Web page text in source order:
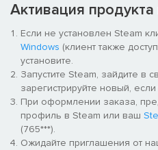
Активация
Если не установлен Steam
Windows (клиент также
установите.
Запустите Steam, зайдите в
зарегистрируйте новый,
При оформлении заказа,
профиль в Steam или ваш
(765***).
Ожидайте приглашения от